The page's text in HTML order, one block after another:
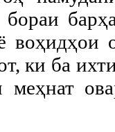
воҳидҳои
ки ба